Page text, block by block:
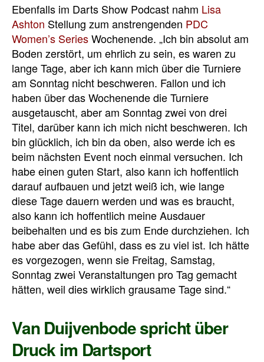
Ebenfalls im Darts Show Podcast nahm Lisa
Ashton Stellung zum anstrengenden PDC
Women’s SeriesWochenende. „Ich bin absolut am
Boden zerstört, um ehrlich zu sein, es waren zu
lange Tage, aber ich kann mich über die Turniere
am Sonntag nicht beschweren. Fallon und ich
haben über das Wochenende die Turniere
ausgetauscht, aber am Sonntag zwei von drei
Titel, darüber kann ich mich nicht beschweren. Ich
bin glücklich, ich bin da oben, also werde ich es
beim nächsten Event noch einmal versuchen. Ich
habe einen guten Start, also kann ich hoffentlich
darauf aufbauen und jetzt weiß ich, wie lange
diese Tage dauern werden und was es braucht,
also kann ich hoffentlich meine Ausdauer
beibehalten und es bis zum Ende durchziehen. Ich
habe aber das Gefühl, dass es zu viel ist. Ich hätte
es vorgezogen, wenn sie Freitag, Samstag,
Sonntag zwei Veranstaltungen pro Tag gemacht
hätten, weil dies wirklich grausame Tage sind.“
Van Duijvenbode spricht über
Druck im Dartsport